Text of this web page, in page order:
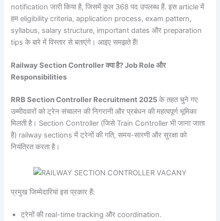
notification जारी किया है, जिसमें कुल 368 पद उपलब्ध हैं. इस article में
हम eligibility criteria, application process, exam pattern,
syllabus, salary structure, important dates और preparation
tips के बारे में विस्तार से बताएंगे। आइए समझते हैं!
Railway Section Controllerक्या है? Job Roleऔर
Responsibilities
RRB Section Controller Recruitment 2025 के तहत चुने गए
उम्मीदवारों को ट्रेन संचालन की निगरानी और प्रबंधन की महत्वपूर्ण भूमिका
मिलती है। Section Controller (जिसे Train Controller भी जाना जाता
है) railway sections में ट्रेनों की गति, समय-सारणी और सुरक्षा को
नियंत्रित करता है।
प्रमुख जिम्मेदारियां इस प्रकार हैं:
ट्रेनों की real-time tracking और coordination.